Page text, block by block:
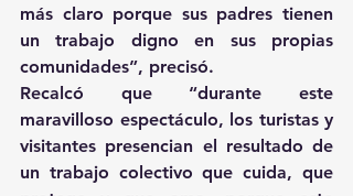
más claro porque sus padres tienen
un trabajo digno en sus propias
comunidades”, precisó.
Recalcó que “durante este
maravilloso espectáculo, los turistas y
visitantes presencian el resultado de
un trabajo colectivo que cuida, que